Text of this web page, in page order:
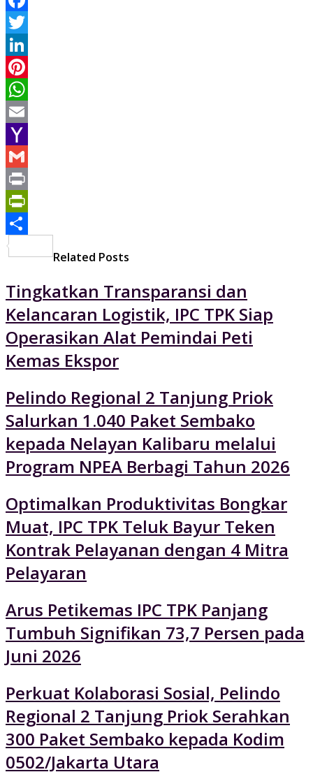
Facebook
Twitter
LinkedIn
Pinterest
WhatsApp
Email
Yahoo
Mail
Gmail
Print
PrintFriendly
Related Posts
Tingkatkan Transparansi dan
Kelancaran Logistik, IPC TPK Siap
Operasikan Alat Pemindai Peti
Kemas Ekspor
Pelindo Regional 2 Tanjung Priok
Salurkan 1.040 Paket Sembako
kepada Nelayan Kalibaru melalui
Program NPEA Berbagi Tahun 2026
Optimalkan Produktivitas Bongkar
Muat, IPC TPK Teluk Bayur Teken
Kontrak Pelayanan dengan 4 Mitra
Pelayaran
Arus Petikemas IPC TPK Panjang
Tumbuh Signifikan 73,7 Persen pada
Juni 2026
Perkuat Kolaborasi Sosial, Pelindo
Regional 2 Tanjung Priok Serahkan
300 Paket Sembako kepada Kodim
0502/Jakarta Utara